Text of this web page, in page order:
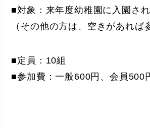
■対象：来年度幼稚園に入園さ
（その他の方は、空きがあれば
■定員：10組
■参加費：一般600円、会員500